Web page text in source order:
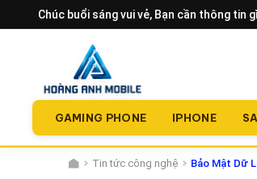
Chúc buổi sáng vui vẻ, Bạn cần thông tin
GAMING PHONE IPHONE
Tin tức công nghệ Bảo Mật Dữ